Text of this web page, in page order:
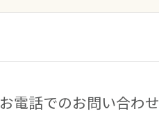
お電話でのお問い合わせ